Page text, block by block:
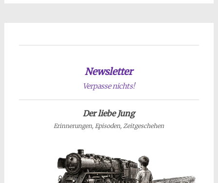
Newsletter
Verpasse nichts!
Der liebe Jung
Erinnerungen, Episoden, Zeitgeschehen